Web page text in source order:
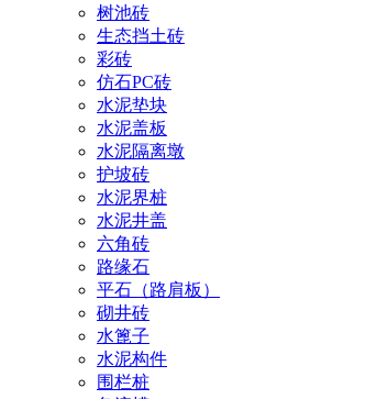
树池砖
生态挡土砖
彩砖
仿石PC砖
水泥垫块
水泥盖板
水泥隔离墩
护坡砖
水泥界桩
水泥井盖
六角砖
路缘石
平石（路肩板）
砌井砖
水篦子
水泥构件
围栏桩